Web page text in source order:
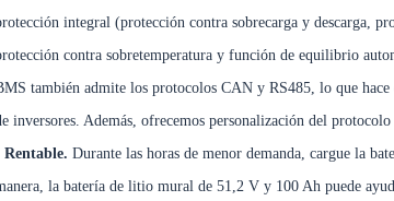
integral (protección contra sobrecarga y descarga,
contra sobretemperatura y función de equilibrio
también admite los protocolos CAN y RS485, lo que
inversores. Además, ofrecemos personalización del
Rentable. Durante las horas de menor demanda, cargue la
la batería de litio mural de 51,2 V y 100 Ah puede